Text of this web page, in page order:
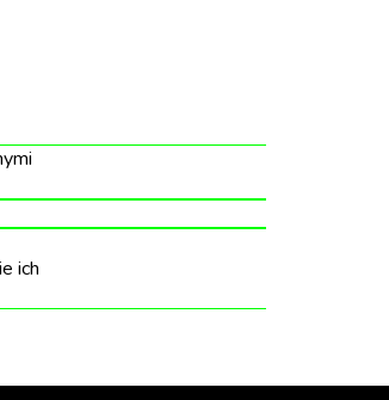
żadnej
sposób dokonać
skupia się bardziej na
się przeżyć, uciec i kto im
ich